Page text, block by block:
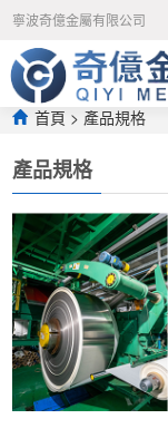
午夜免费福利视频-久
狠躁夜夜躁人爽-日日
品国产亚洲av高清色
看-天天射寡妇-色91视
寧波奇億金屬有限公司
首頁 > 產品規格
產品規格